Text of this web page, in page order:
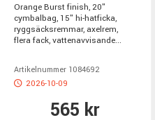
Orange Burst finish, 20"
cymbalbag, 15" hi-hatficka,
ryggsäcksremmar, axelrem,
flera fack, vattenavvisande...
Artikelnummer 1084692
2026-10-09
565 kr